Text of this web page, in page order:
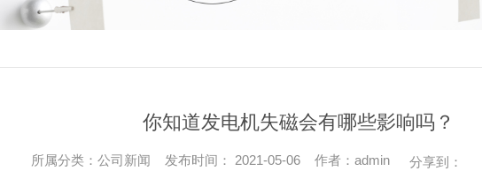
你知道发电机失磁会有哪些影响吗？
所属分类：公司新闻 发布时间： 2021-05-06 作者：admin 分享到：